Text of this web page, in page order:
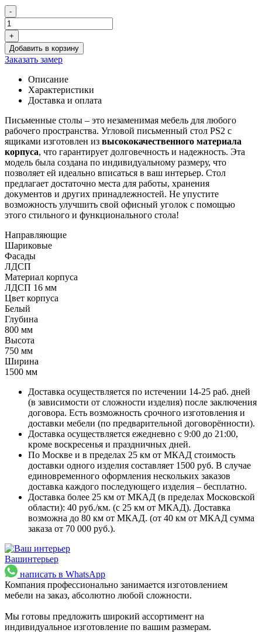
-
Количество
товара
Письменный
стол
угловой
ящиками
+
Добавить в корзину
Заказать замер
Описание
Характеристики
Доставка и оплата
Письменные столы – это незаменимая мебель для любого
рабочего пространства. Угловой письменный стол PS2 с
ящиками изготовлен из высококачественного материала
корпуса, что гарантирует долговечность и надежность. Эта
модель была создана по индивидуальному размеру, что
позволяет ей идеально вписаться в ваш интерьер. Стол
предлагает достаточно места для работы, хранения
документов и других принадлежностей. Не упустите
возможность улучшить свой офисный уголок с помощью
этого стильного и функционального стола!
Направляющие
Шариковые
Фасады
ЛДСП
Материал корпуса
ЛДСП 16 мм
Цвет корпуса
Белый
Глубина
800 мм
Высота
750 мм
Ширина
1500 мм
Доставка осуществляется по истечении 14-25 раб. дней
(в зависимости от сложности изделия) после заключения
договора. Есть возможность срочного изготовления и
доставки мебели (по предварительной договорённости).
Доставка осуществляется ежедневно с 9:00 до 21:00,
кроме воскресенья и праздничных дней.
По Москве и в пределах 25 км от МКАД стоимость
доставки одного изделия составляет 1500 руб. В случае
единовременного оформления нескольких заказов
доставка каждого последующего изделия – бесплатно.
Доставка более 25 км от МКАД (в пределах Московской
области): 40 руб./км. (с 25 км от МКАД). Доставка
возможна до 80 км от МКАД. (от 40 км от МКАД сумма
заказа от 70 000 руб.).
Вашинтерьер
написать в WhatsApp
Компания профессионально занимается изготовлением
мебели на заказ, абсолютно любой сложности.
Мы готовы предложить широкий ассортимент на
индивидуальное изготовление по вашим размерам.